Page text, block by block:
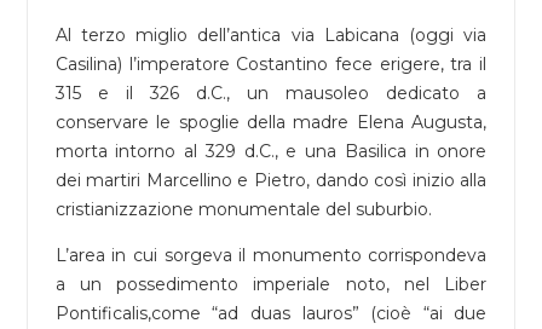
Al terzo miglio dell’antica via Labicana (oggi via
Casilina) l’imperatore Costantino fece erigere, tra il
315 e il 326 d.C., un mausoleo dedicato a
conservare le spoglie della madre Elena Augusta,
morta intorno al 329 d.C., e una Basilica in onore
dei martiri Marcellino e Pietro, dando così inizio alla
cristianizzazione monumentale del suburbio.
L’area in cui sorgeva il monumento corrispondeva
a un possedimento imperiale noto, nel Liber
Pontificalis,come “ad duas lauros” (cioè “ai due